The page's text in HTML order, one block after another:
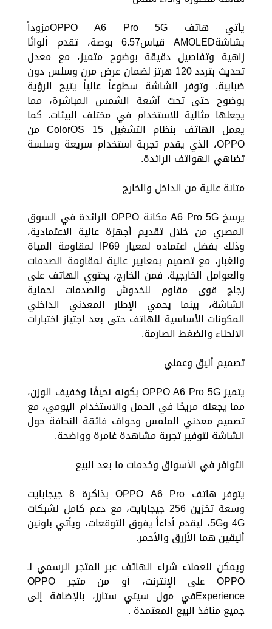
يأتي هاتف OPPO A6 Pro 5Gمزوداً
بشاشةAMOLED قياس6.57 بوصة، تقدم ألوانًا
زاهية وتفاصيل دقيقة بوضوح متميز، مع معدل
تحديث بتردد 120 هرتز لضمان عرض مرن وسلس دون
ضبابية. وتوفر الشاشة سطوعاً عالياً يتيح الرؤية
بوضوح حتى تحت أشعة الشمس المباشرة، مما
يجعلها مثالية للاستخدام في مختلف البيئات. كما
يعمل الهاتف بنظام التشغيل ColorOS 15 من
OPPO، الذي يقدم تجربة استخدام سريعة وسلسة
تضاهي الهواتف الرائدة.
متانة عالية من الداخل والخارج
يرسخ A6 Pro 5G مكانة OPPO الرائدة في السوق
المصري من خلال تقديم أجهزة عالية الاعتمادية،
وذلك بفضل اعتماده لمعيار IP69 لمقاومة المياة
والغبار، مع تصميم بمعايير عالية لمقاومة الصدمات
والعوامل الخارجية. فمن الخارج، يحتوي الهاتف على
زجاج قوى مقاوم للخدوش والصدمات لحماية
الشاشة، بينما يحمي الإطار المعدني الداخلي
المكونات الأساسية للهاتف حتى بعد اجتياز اختبارات
الانحناء والضغط الصارمة.
تصميم أنيق وعملي
يتميز OPPO A6 Pro 5G بكونه نحيفًا وخفيف الوزن،
مما يجعله مريحًا في الحمل والاستخدام اليومي، مع
تصميم معدني الملمس وحواف فائقة النحافة حول
الشاشة لتوفير تجربة مشاهدة غامرة وواضحة.
التوافر في الأسواق وخدمات ما بعد البيع
يتوفر هاتف OPPO A6 Pro بذاكرة 8 جيجابايت
وسعة تخزين 256 جيجابايت، مع دعم كامل لشبكات
4G و5G، ليقدم أداءاً يفوق التوقعات، ويأتي بلونين
أنيقين هما الأزرق والأحمر.
ويمكن للعملاء شراء الهاتف عبر المتجر الرسمي لـ
OPPO على الإنترنت، أو من متجر OPPO
Experienceفي مول سيتي ستارز، بالإضافة إلى
جميع منافذ البيع المعتمدة .